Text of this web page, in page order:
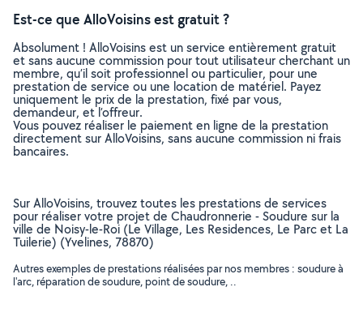
Est-ce que AlloVoisins est gratuit ?
Absolument ! AlloVoisins est un service entièrement gratuit
et sans aucune commission pour tout utilisateur cherchant un
membre, qu’il soit professionnel ou particulier, pour une
prestation de service ou une location de matériel. Payez
uniquement le prix de la prestation, fixé par vous,
demandeur, et l’offreur.
Vous pouvez réaliser le paiement en ligne de la prestation
directement sur AlloVoisins, sans aucune commission ni frais
bancaires.
Sur AlloVoisins, trouvez toutes les prestations de services
pour réaliser votre projet de Chaudronnerie - Soudure sur la
ville de Noisy-le-Roi (Le Village, Les Residences, Le Parc et La
Tuilerie) (Yvelines, 78870)
Autres exemples de prestations réalisées par nos membres : soudure à
l'arc, réparation de soudure, point de soudure, ..